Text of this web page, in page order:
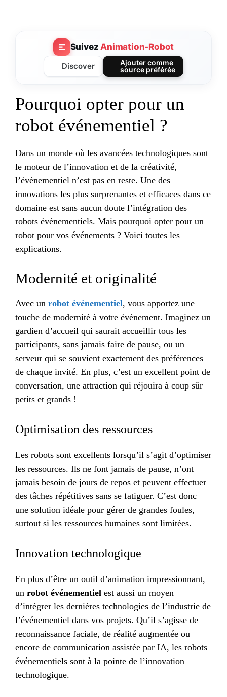
SuivezAnimation-Robot
Discover
Ajouter comme
source préférée
Pourquoi opter pour un
robot événementiel ?
Dans un monde où les avancées technologiques sont
le moteur de l’innovation et de la créativité,
l’événementiel n’est pas en reste. Une des
innovations les plus surprenantes et efficaces dans ce
domaine est sans aucun doute l’intégration des
robots événementiels. Mais pourquoi opter pour un
robot pour vos événements ? Voici toutes les
explications.
Modernité et originalité
Avec un robot événementiel, vous apportez une
touche de modernité à votre événement. Imaginez un
gardien d’accueil qui saurait accueillir tous les
participants, sans jamais faire de pause, ou un
serveur qui se souvient exactement des préférences
de chaque invité. En plus, c’est un excellent point de
conversation, une attraction qui réjouira à coup sûr
petits et grands !
Optimisation des ressources
Les robots sont excellents lorsqu’il s’agit d’optimiser
les ressources. Ils ne font jamais de pause, n’ont
jamais besoin de jours de repos et peuvent effectuer
des tâches répétitives sans se fatiguer. C’est donc
une solution idéale pour gérer de grandes foules,
surtout si les ressources humaines sont limitées.
Innovation technologique
En plus d’être un outil d’animation impressionnant,
un robot événementiel est aussi un moyen
d’intégrer les dernières technologies de l’industrie de
l’événementiel dans vos projets. Qu’il s’agisse de
reconnaissance faciale, de réalité augmentée ou
encore de communication assistée par IA, les robots
événementiels sont à la pointe de l’innovation
technologique.